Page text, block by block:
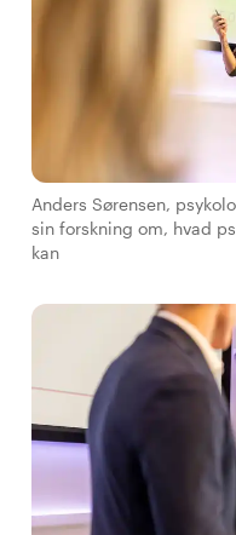
Anders Sørensen,
sin forskning om, hvad
kan